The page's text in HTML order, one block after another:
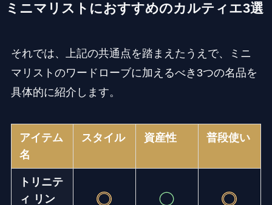
ミニマリストにおすすめのカルティエ3選
それでは、上記の共通点を踏まえたうえで、ミニ
マリストのワードローブに加えるべき3つの名品を
具体的に紹介します。
アイテム
名
スタイル 資産性 普段使い
トリニテ
ィ リン